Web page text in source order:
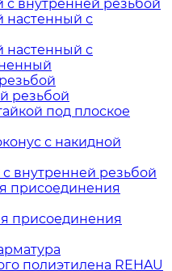
с внутренней резьбой
настенный с
настенный с
резьбой
под плоское
с накидной
внутренней резьбой
присоединения
присоединения
полиэтилена REHAU